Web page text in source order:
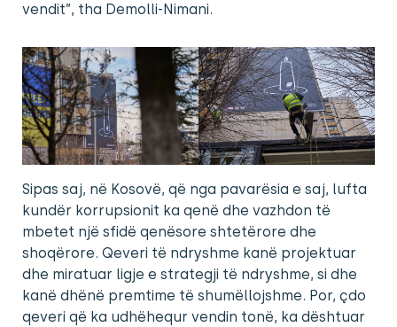
vendit”, tha Demolli-Nimani.
Sipas saj, në Kosovë, që nga pavarësia e saj, lufta
kundër korrupsionit ka qenë dhe vazhdon të
mbetet një sfidë qenësore shtetërore dhe
shoqërore. Qeveri të ndryshme kanë projektuar
dhe miratuar ligje e strategji të ndryshme, si dhe
kanë dhënë premtime të shumëllojshme. Por, çdo
qeveri që ka udhëhequr vendin tonë, ka dështuar